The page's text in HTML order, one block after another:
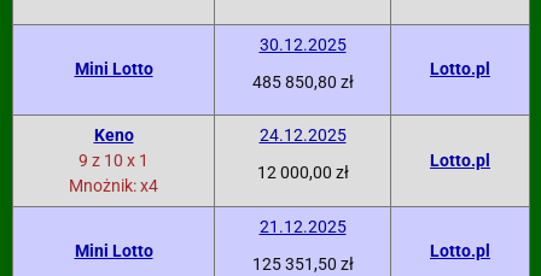
Mini Lotto
30.12.2025
485 850,80 zł
Lotto.pl
Keno
9 z 10 x 1
Mnożnik: x4
24.12.2025
12 000,00 zł
Lotto.pl
Mini Lotto
21.12.2025
125 351,50 zł
Lotto.pl